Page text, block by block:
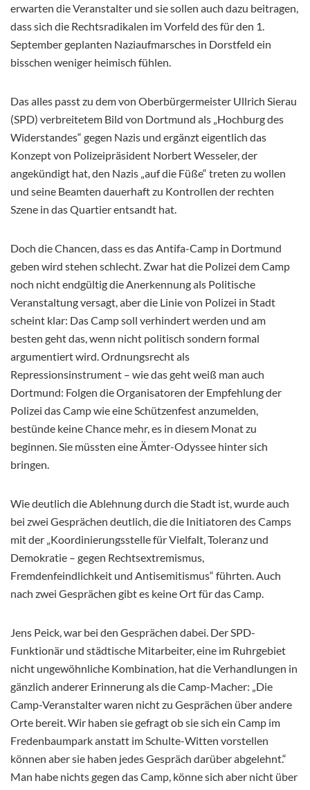
erwarten die Veranstalter und sie sollen auch dazu beitragen,
dass sich die Rechtsradikalen im Vorfeld des für den 1.
September geplanten Naziaufmarsches in Dorstfeld ein
bisschen weniger heimisch fühlen.
Das alles passt zu dem von Oberbürgermeister Ullrich Sierau
(SPD) verbreitetem Bild von Dortmund als „Hochburg des
Widerstandes“ gegen Nazis und ergänzt eigentlich das
Konzept von Polizeipräsident Norbert Wesseler, der
angekündigt hat, den Nazis „auf die Füße“ treten zu wollen
und seine Beamten dauerhaft zu Kontrollen der rechten
Szene in das Quartier entsandt hat.
Doch die Chancen, dass es das Antifa-Camp in Dortmund
geben wird stehen schlecht. Zwar hat die Polizei dem Camp
noch nicht endgültig die Anerkennung als Politische
Veranstaltung versagt, aber die Linie von Polizei in Stadt
scheint klar: Das Camp soll verhindert werden und am
besten geht das, wenn nicht politisch sondern formal
argumentiert wird. Ordnungsrecht als
Repressionsinstrument – wie das geht weiß man auch
Dortmund: Folgen die Organisatoren der Empfehlung der
Polizei das Camp wie eine Schützenfest anzumelden,
bestünde keine Chance mehr, es in diesem Monat zu
beginnen. Sie müssten eine Ämter-Odyssee hinter sich
bringen.
Wie deutlich die Ablehnung durch die Stadt ist, wurde auch
bei zwei Gesprächen deutlich, die die Initiatoren des Camps
mit der „Koordinierungsstelle für Vielfalt, Toleranz und
Demokratie – gegen Rechtsextremismus,
Fremdenfeindlichkeit und Antisemitismus“ führten. Auch
nach zwei Gesprächen gibt es keine Ort für das Camp.
Jens Peick, war bei den Gesprächen dabei. Der SPD-
Funktionär und städtische Mitarbeiter, eine im Ruhrgebiet
nicht ungewöhnliche Kombination, hat die Verhandlungen in
gänzlich anderer Erinnerung als die Camp-Macher: „Die
Camp-Veranstalter waren nicht zu Gesprächen über andere
Orte bereit. Wir haben sie gefragt ob sie sich ein Camp im
Fredenbaumpark anstatt im Schulte-Witten vorstellen
können aber sie haben jedes Gespräch darüber abgelehnt.“
Man habe nichts gegen das Camp, könne sich aber nicht über